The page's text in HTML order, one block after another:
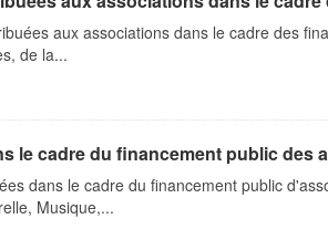
aux associations dans le cadre des
de la...
le cadre du financement public des
dans le cadre du financement public
Musique,...